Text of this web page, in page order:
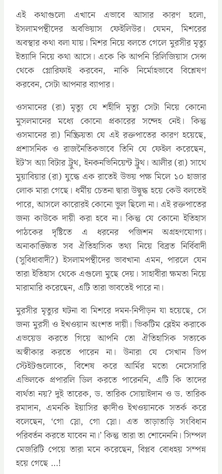
এই কথাগুলো এখানে এভাবে আসার কারণ হলো,
ইসলামপন্থীদের অবভিয়াস ফেইলিউর। যেমন, মিশরের
অবস্থার কথা বলা যায়। মিশর নিয়ে বলতে গেলে মুরসীর মৃত্যু
ইত্যাদি নিয়ে কথা আসে। একে কি আপনি রিলিজিয়াস সেন্স
থেকে গ্লোরিফাই করবেন, নাকি নির্মোহভাবে বিশ্লেষণ
করবেন, সেটা আপনার ব্যাপার।
ওসমানের (রা) মৃত্যু যে শহীদি মৃত্যু সেটা নিয়ে কোনো
মুসলমানের মধ্যে কোনো প্রকারের সন্দেহ নেই। কিন্তু
ওসমানের রা) নিষ্ক্রিয়তা যে এই রক্তপাতের কারণ হয়েছে,
প্রশাসনিক ও রাজনৈতিকভাবে তিনি যে ফেইল করেছেন,
ইট’স অ্যা বিটার ট্রুথ, ইনকনভিনিয়েন্ট ট্রুথ। আলীর (রা) সাথে
মুয়াবিয়ার (রা) যুদ্ধে এক রাতেই উভয় পক্ষ মিলে ১০ হাজার
লোক মারা গেছে। ধর্মীয় চেতনা দ্বারা উদ্বুদ্ধ হয়ে কেউ বলতেই
পারে, আসলে কারোরই কোনো ভুল ছিলো না। এই রক্তপাতের
জন্য কাউকে দায়ী করা হবে না। কিন্তু যে কোনো ইতিহাস
পাঠকের দৃষ্টিতে এ ধরনের পজিশন অগ্রহণযোগ্য।
অনাকাঙ্ক্ষিত সব ঐতিহাসিক তথ্য নিয়ে বিব্রত নির্বিবাদী
(সুবিধাবাদী?) ইসলামপন্থীদের ভাবখানা এমন, পারলে যেন
তারা ইতিহাস থেকে এগুলো মুছে দেয়। সাহাবীরা ক্ষমতা নিয়ে
মারামারি করেছেন, এটি তারা ভাবতেই পারে না।
মুরসীর মৃত্যুর ঘটনা বা মিশরে দমন-নিপীড়ন যা হয়েছে, সে
জন্য মুরসী ও ইখওয়ান অংশত দায়ী। ভিকটিম ব্লেইম করাকে
এভয়েড করতে গিয়ে আপনি তো ঐতিহাসিক সত্যকে
অস্বীকার করতে পারেন না। উনারা যে সেখান ডিপ
স্টেইটগুলোকে, বিশেষ করে আর্মির মতো নেসেসারি
এভিলকে প্রপারলি ডিল করতে পারেননি, এটি কি তাদের
ব্যর্থতা নয়? দুই তারেক, ড. তারিক সোয়াইদান ও ড. তারিক
রমাদান, এমনকি ইয়াসির ক্বাদীও ইখওয়ানকে সতর্ক করে
বলেছেন, ‘গো স্লো, গো স্লো। এত তাড়াতাড়ি সংবিধান
পরিবর্তন করতে যাবেন না।’ কিন্তু তারা তা শোনেননি। সিম্পল
মেজরিটি পেয়ে তারা মনে করেছেন, বিপ্লব বোধহয় সম্পন্ন
হয়ে গেছে …!